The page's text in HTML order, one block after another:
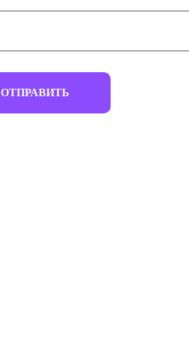
ОТПРАВИТЬ